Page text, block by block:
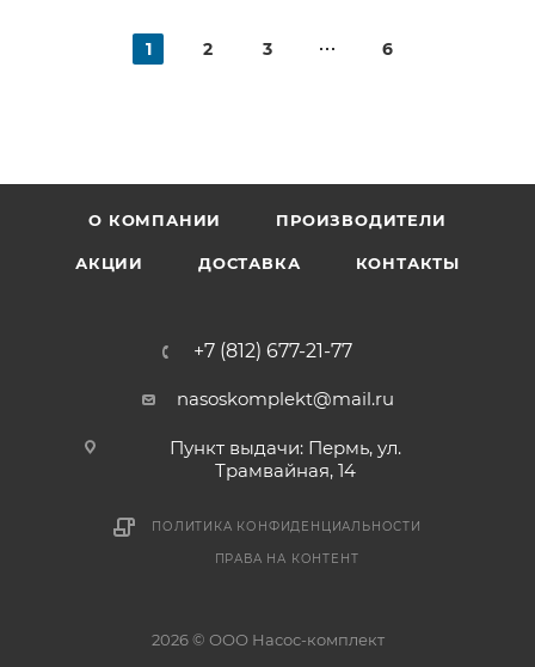
1 2 3 6
О КОМПАНИИ ПРОИЗВОДИТЕЛИ
АКЦИИ ДОСТАВКА КОНТАКТЫ
+7 (812) 677-21-77
nasoskomplekt@mail.ru
Пункт выдачи: Пермь, ул.
Трамвайная, 14
ПОЛИТИКА КОНФИДЕНЦИАЛЬНОСТИ
ПРАВА НА КОНТЕНТ
2026 © ООО Насос-комплект